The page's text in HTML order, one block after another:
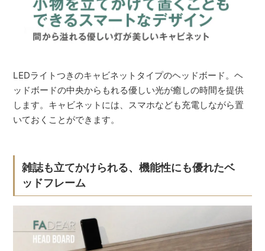
LEDライトつきのキャビネットタイプのヘッドボード。ヘ
ッドボードの中央からもれる優しい光が癒しの時間を提供
します。キャビネットには、スマホなども充電しながら置
いておくことができます。
雑誌も立てかけられる、機能性にも優れたベ
ッドフレーム